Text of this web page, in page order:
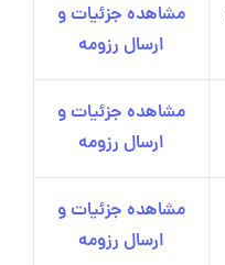
مشاهده جزئیات و
ارسال رزومه
مشاهده جزئیات و
ارسال رزومه
مشاهده جزئیات و
ارسال رزومه